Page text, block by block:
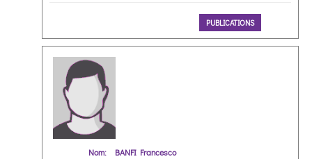
PUBLICATIONS
Nom:
BANFI Francesco